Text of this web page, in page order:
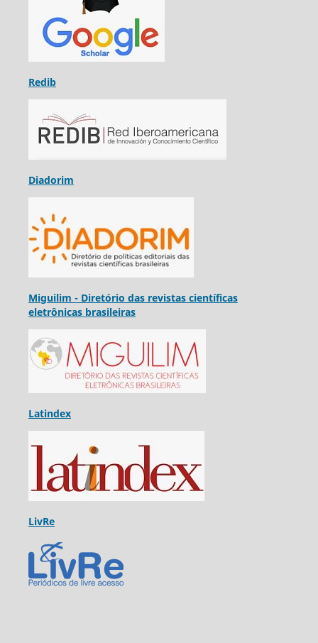
Redib
Diadorim
Miguilim - Diretório das revistas científicas
eletrônicas brasileiras
Latindex
LivRe